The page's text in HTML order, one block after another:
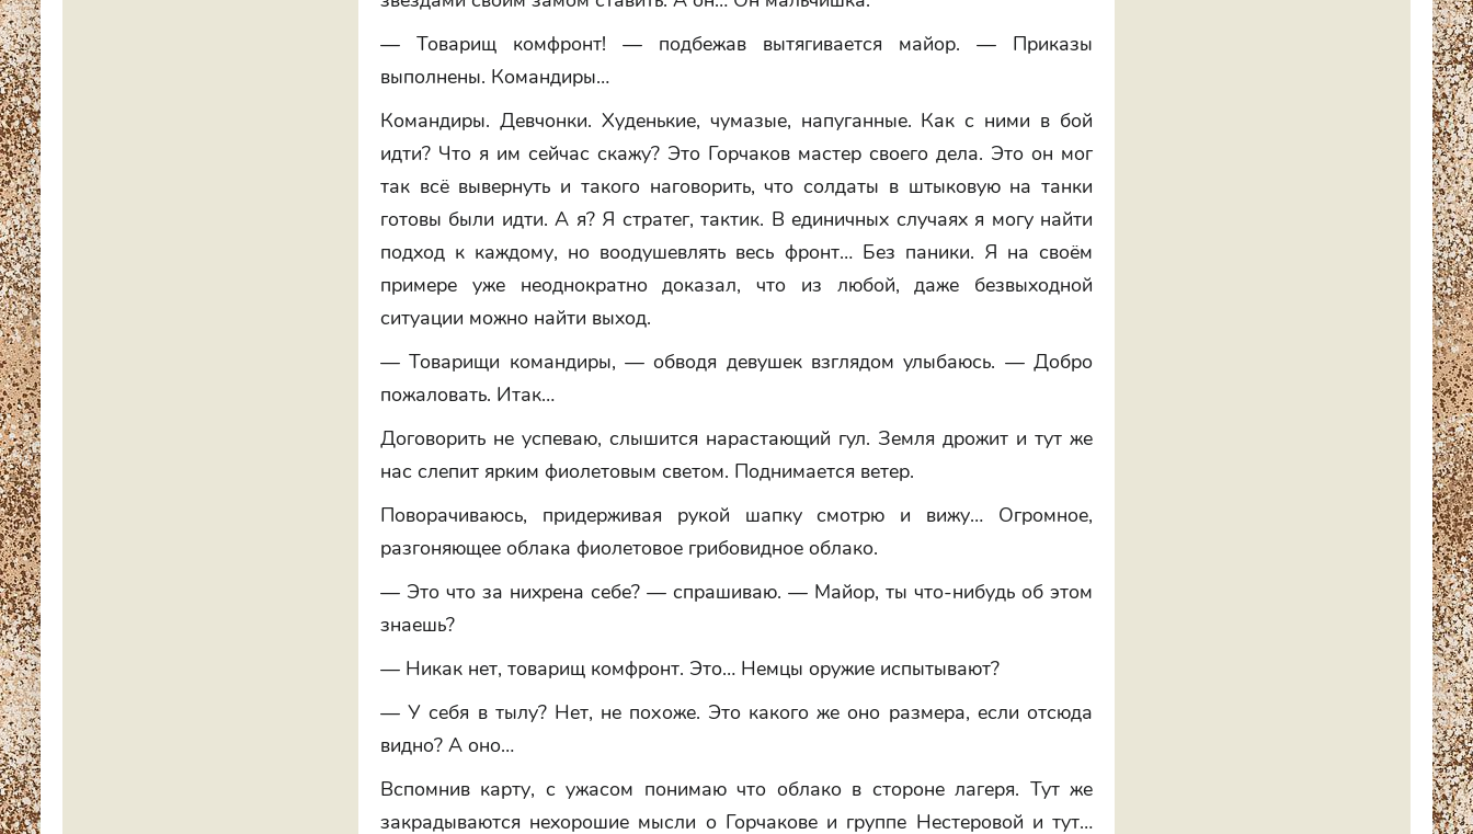
— Товарищ комфронт! — подбежав вытягивается майор. — Приказы
выполнены. Командиры…
Командиры. Девчонки. Худенькие, чумазые, напуганные. Как с ними в бой
идти? Что я им сейчас скажу? Это Горчаков мастер своего дела. Это он мог
так всё вывернуть и такого наговорить, что солдаты в штыковую на танки
готовы были идти. А я? Я стратег, тактик. В единичных случаях я могу найти
подход к каждому, но воодушевлять весь фронт… Без паники. Я на своём
примере уже неоднократно доказал, что из любой, даже безвыходной
ситуации можно найти выход.
— Товарищи командиры, — обводя девушек взглядом улыбаюсь. — Добро
пожаловать. Итак…
Договорить не успеваю, слышится нарастающий гул. Земля дрожит и тут же
нас слепит ярким фиолетовым светом. Поднимается ветер.
Поворачиваюсь, придерживая рукой шапку смотрю и вижу… Огромное,
разгоняющее облака фиолетовое грибовидное облако.
— Это что за нихрена себе? — спрашиваю. — Майор, ты что-нибудь об этом
знаешь?
— Никак нет, товарищ комфронт. Это… Немцы оружие испытывают?
— У себя в тылу? Нет, не похоже. Это какого же оно размера, если отсюда
видно? А оно…
Вспомнив карту, с ужасом понимаю что облако в стороне лагеря. Тут же
закрадываются нехорошие мысли о Горчакове и группе Нестеровой и тут…